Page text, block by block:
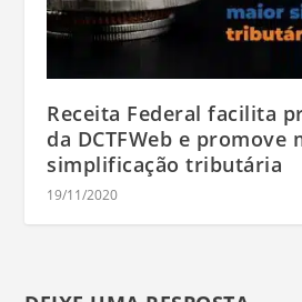
Receita Federal facilita
da DCTFWeb e promove
simplificação tributária
19/11/2020